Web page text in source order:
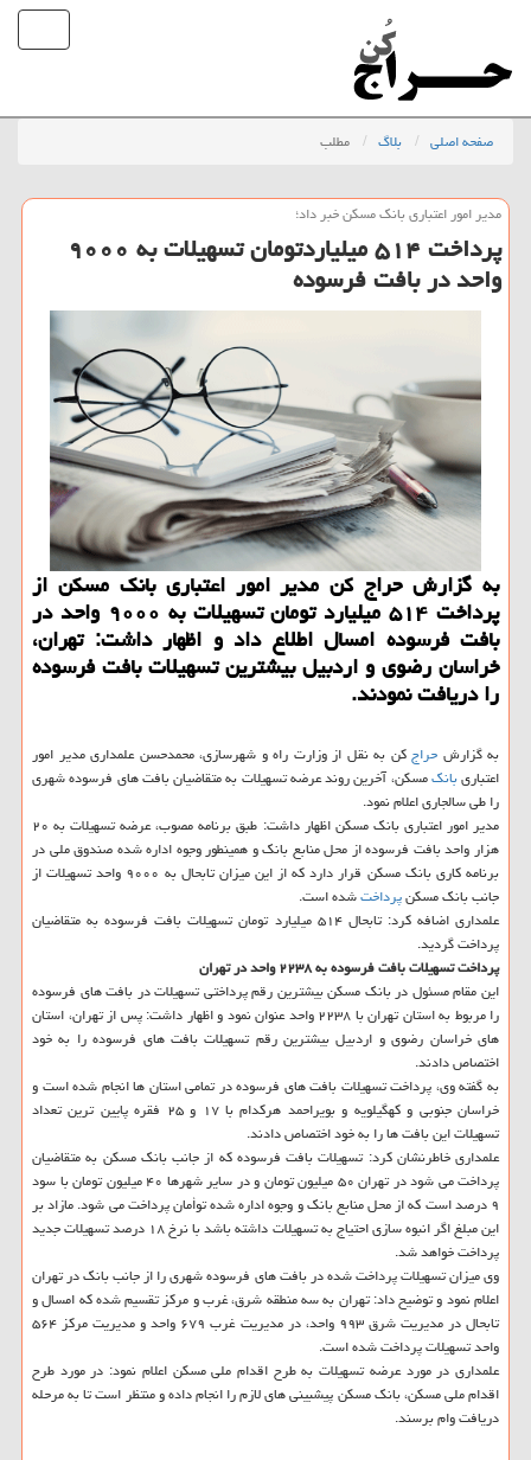
صفحه اصلی بلاگ مطلب
مدیر امور اعتباری بانك مسكن خبر داد؛
پرداخت ۵۱۴ میلیاردتومان تسهیلات به ۹۰۰۰
واحد در بافت فرسوده
به گزارش حراج كن مدیر امور اعتباری بانك مسكن از
پرداخت ۵۱۴ میلیارد تومان تسهیلات به ۹۰۰۰ واحد در
بافت فرسوده امسال اطلاع داد و اظهار داشت: تهران،
خراسان رضوی و اردبیل بیشترین تسهیلات بافت فرسوده
را دریافت نمودند.
به گزارش حراجكن به نقل از وزارت راه و شهرسازی، محمدحسن علمداری مدیر امور
اعتباریبانكمسكن، آخرین روند عرضه تسهیلات به متقاضیان بافت های فرسوده شهری
را طی سالجاری اعلام نمود.
مدیر امور اعتباری بانك مسكن اظهار داشت: طبق برنامه مصوب، عرضه تسهیلات به ۲۰
هزار واحد بافت فرسوده از محل منابع بانك و همینطور وجوه اداره شده صندوق ملی در
برنامه كاری بانك مسكن قرار دارد كه از این میزان تابحال به ۹۰۰۰ واحد تسهیلات از
جانب بانك مسكنپرداختشده است.
علمداری اضافه كرد: تابحال ۵۱۴ میلیارد تومان تسهیلات بافت فرسوده به متقاضیان
پرداخت گردید.
پرداخت تسهیلات بافت فرسوده به ۲۲۳۸ واحد در تهران
این مقام مسئول در بانك مسكن بیشترین رقم پرداختی تسهیلات در بافت های فرسوده
را مربوط به استان تهران با ۲۲۳۸ واحد عنوان نمود و اظهار داشت: پس از تهران، استان
های خراسان رضوی و اردبیل بیشترین رقم تسهیلات بافت های فرسوده را به خود
اختصاص دادند.
به گفته وی، پرداخت تسهیلات بافت های فرسوده در تمامی استان ها انجام شده است و
خراسان جنوبی و كهگیلویه و بویراحمد هركدام با ۱۷ و ۲۵ فقره پایین ترین تعداد
تسهیلات این بافت ها را به خود اختصاص دادند.
علمداری خاطرنشان كرد: تسهیلات بافت فرسوده كه از جانب بانك مسكن به متقاضیان
پرداخت می شود در تهران ۵۰ میلیون تومان و در سایر شهرها ۴۰ میلیون تومان با سود
۹ درصد است كه از محل منابع بانك و وجوه اداره شده توأمان پرداخت می شود. مازاد بر
این مبلغ اگر انبوه سازی احتیاج به تسهیلات داشته باشد با نرخ ۱۸ درصد تسهیلات جدید
پرداخت خواهد شد.
وی میزان تسهیلات پرداخت شده در بافت های فرسوده شهری را از جانب بانك در تهران
اعلام نمود و توضیح داد: تهران به سه منطقه شرق، غرب و مركز تقسیم شده كه امسال و
تابحال در مدیریت شرق ۹۹۳ واحد، در مدیریت غرب ۶۷۹ واحد و مدیریت مركز ۵۶۴
واحد تسهیلات پرداخت شده است.
علمداری در مورد عرضه تسهیلات به طرح اقدام ملی مسكن اعلام نمود: در مورد طرح
اقدام ملی مسكن، بانك مسكن پیشبینی های لازم را انجام داده و منتظر است تا به مرحله
دریافت وام برسند.